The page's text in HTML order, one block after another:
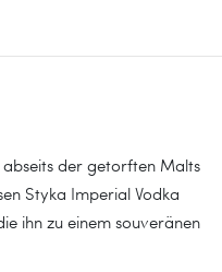
der getorften Malts
Styka Imperial Vodka
ihn zu einem souveränen